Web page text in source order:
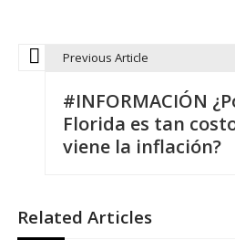
e
Previous Article
#INFORMACIÓN
Florida es tan
viene la inflación?
Related Articles